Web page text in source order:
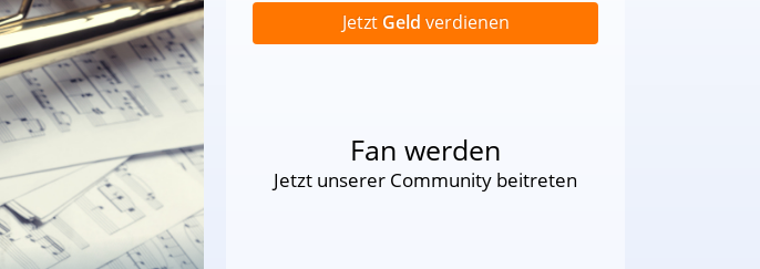
Jetzt Geld verdienen
Fan werden
Jetzt unserer Community beitreten